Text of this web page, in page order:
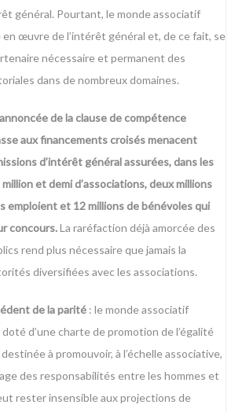
général. Pourtant, le monde associatif
en œuvre de l’intérêt général et, de ce fait, se
nécessaire et permanent des
dans de nombreux domaines.
de la clause de compétence
aux financements croisés menacent
d’intérêt général assurées, dans les
et demi d’associations, deux millions
emploient et 12 millions de bénévoles qui
concours.La raréfaction déjà amorcée des
rend plus nécessaire que jamais la
diversifiées avec les associations.
de la parité : le monde associatif
doté d’une charte de promotion de l’égalité
à promouvoir, à l’échelle associative,
des responsabilités entre les hommes et
rester insensible aux projections de